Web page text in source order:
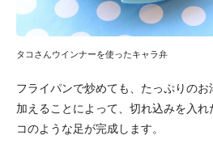
タコさんウインナーを使ったキャラ弁
フライパンで炒めても、たっぷりの
加えることによって、切れ込みを入
コのような足が完成します。